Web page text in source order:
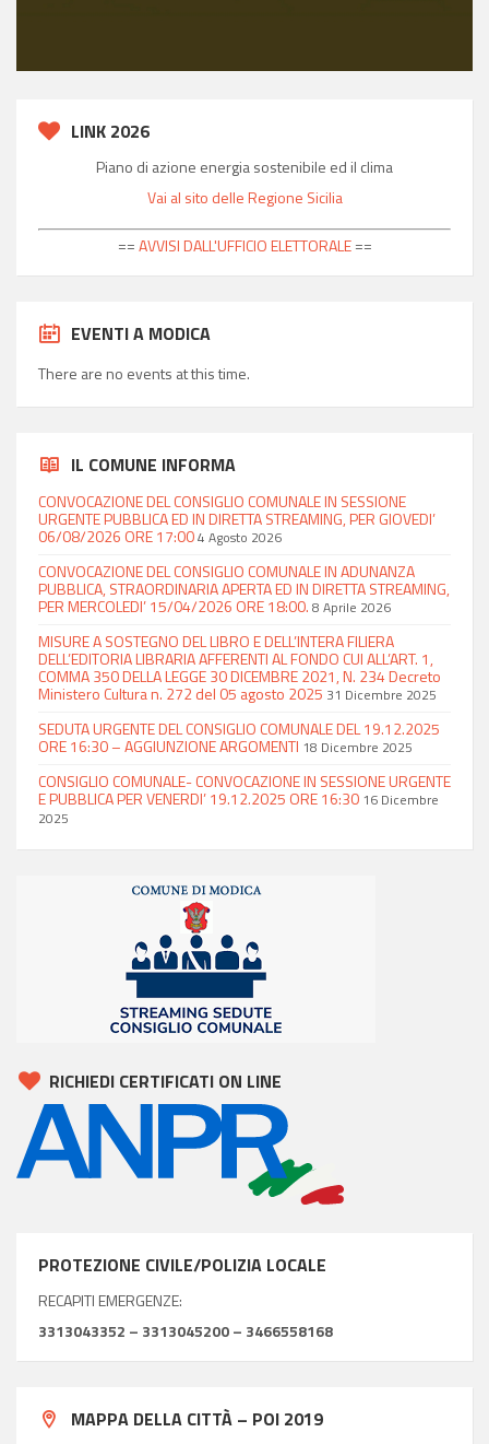
LINK 2026
Piano di azione energia sostenibile ed il clima
Vai al sito delle Regione Sicilia
==AVVISI DALL'UFFICIO ELETTORALE==
EVENTI A MODICA
There are no events at this time.
IL COMUNE INFORMA
CONVOCAZIONE DEL CONSIGLIO COMUNALE IN SESSIONE
URGENTE PUBBLICA ED IN DIRETTA STREAMING, PER GIOVEDI’
06/08/2026 ORE 17:004 Agosto 2026
CONVOCAZIONE DEL CONSIGLIO COMUNALE IN ADUNANZA
PUBBLICA, STRAORDINARIA APERTA ED IN DIRETTA STREAMING,
PER MERCOLEDI’ 15/04/2026 ORE 18:00. 8 Aprile 2026
MISURE A SOSTEGNO DEL LIBRO E DELL’INTERA FILIERA
DELL’EDITORIA LIBRARIA AFFERENTI AL FONDO CUI ALL’ART. 1,
COMMA 350 DELLA LEGGE 30 DICEMBRE 2021, N. 234 Decreto
Ministero Cultura n. 272 del 05 agosto 2025 31 Dicembre 2025
SEDUTA URGENTE DEL CONSIGLIO COMUNALE DEL 19.12.2025
ORE 16:30 – AGGIUNZIONE ARGOMENTI 18 Dicembre 2025
CONSIGLIO COMUNALE- CONVOCAZIONE IN SESSIONE URGENTE
E PUBBLICA PER VENERDI’ 19.12.2025 ORE 16:30 16 Dicembre
2025
RICHIEDI CERTIFICATI ON LINE
PROTEZIONE CIVILE/POLIZIA LOCALE
RECAPITI EMERGENZE:
3313043352 – 3313045200 – 3466558168
MAPPA DELLA CITTÀ – POI 2019